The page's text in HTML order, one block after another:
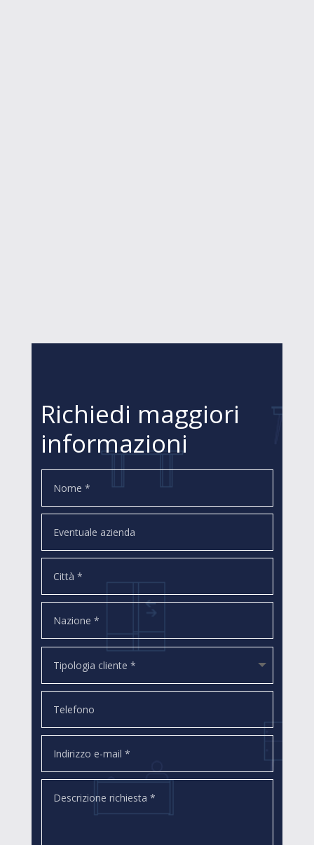
Richiedi maggiori
informazioni